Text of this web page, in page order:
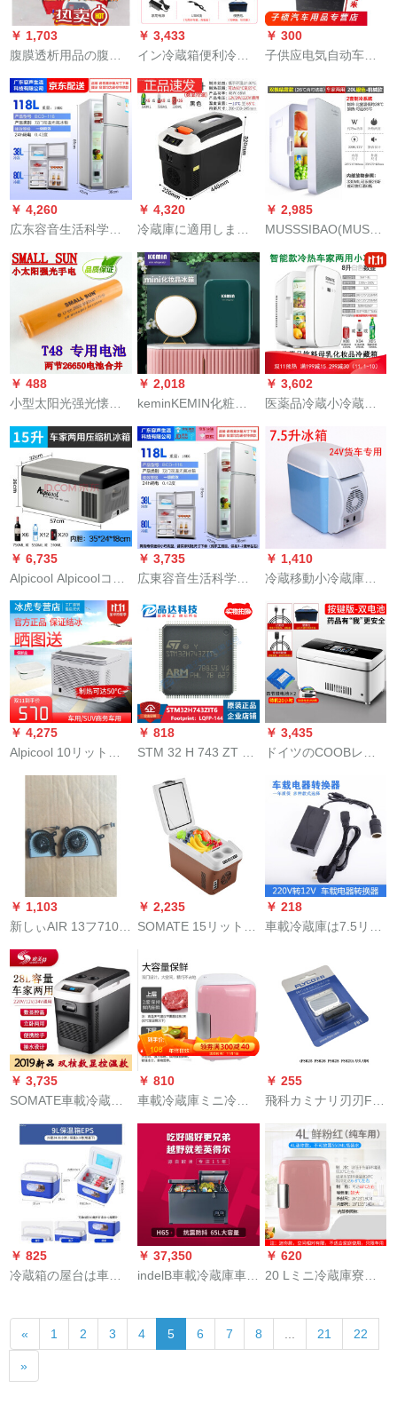
￥ 1,703
腹膜透析用品の腹透
されます。恒温箱の
保温ケスの中には、
暖かい液袋を包ん
で、SN 9445を包ん
でいます。
￥ 3,433
イン冷蔵箱便利冷凍
型車載ミニ冷蔵庫イ
シュー5：ボタワーク
は電源を入れて使う
必要があります。
￥ 300
子供应电気自动车の
V 4.512 v子供应用バ
イクのバッテリー充
电器が6 v 4.5に适し
ています。プレゼが
あります。
￥ 4,260
広东容音生活科学技
保一级机能抗菌静音
冷蔵库の家庭用风冷
省エネクラムの2つの
ドアを开けて、冷冻
小型スト118 Lのシン
グリニの厚い银で
す。
￥ 4,320
冷蔵庫に適用しま
ト美容院スティンケ
ア化粧品小冷蔵庫12
リット24 V大型トラ
ック通用色指定で
す。
￥ 2,985
冷凍ミニ便利単門小
型学生寮小電力冷蔵
冷蔵蔵保存20 L銀色
ダンベル車家兼用
￥ 488
小型太阳光强光懐中
电灯26650リチウ电
池パレルバジット延
长3.7 V大容量原装保
护板グレー
￥ 2,018
keminKEMIN化粧品
冷蔵庫マイスク専門
用ミニ美容化粧品ミ
ニ冷蔵庫mini冷蔵10
Lエメラルド（化粧品
専門用）
￥ 3,602
医薬品冷蔵小冷蔵庫
者ハ-スティン車載用
A 8リトルディー
￥ 6,735
Alpicool Alpicoolコプ
チューサ車載冷凍庫
ミニコンビニトラッ
ク冷凍飲み物冷凍ト
ラック24 V【前売】
15 L家庭用12 V/24
V/220 Vコーニング冷
蔵庫
￥ 3,735
広東容音生活科学技
庫1級機能冷蔵庫2つ
の三温区の冷蔵庫2つ
の小さな冷蔵庫、家
庭用冷蔵庫ミニ冷蔵
庫118 Lのシンゲルミ
プ(一人で使う)シルバ
ール
￥ 1,410
冷蔵移動小冷蔵庫車
V貨物7.5 Lフラット
24 V 6 L冷暖箱電子便
利保温保冷小型冷凍
機7.5 L運送します。
24 Vトラック専用で
￥ 4,275
Alpicool 10リット車
倉庫12 V 24 V車家兼
用冷凍冷暖房ミニ冷
蔵庫10リット純車用
圧缩機冷暖房室箱
￥ 818
STM 32 H 743 ZT 6
「マイクロトローラ
リオSTM 32 H 743 Z
シリズ」
￥ 3,435
ドイツのCOOBレイ
す。ミニ冷蔵庫の車
載冷蔵恒温箱の充電
式のボックスです。
ダブルバジッテリー
（待機約20時間）。
￥ 1,103
新しぃAIR 13フ710
IKEBノ-トファ5 H 40
L 20719
￥ 2,235
SOMATE 15リット車
ニ冷蔵庫12/24 Vオー
トマチック通用の便
利剤冷蔵箱飲み物物
母乳保冷庫12/24/220
V通用です。
￥ 218
車載冷蔵庫は7.5リッ
しています。小型冷
暖箱冷蔵冷冻ミニ冷
蔵庫プロ家庭用电源
変换器です。
￥ 3,735
SOMATE車載冷蔵庫
車家兼用冷暖箱薬食
品冷蔵12/24/220 V通
用数顕温控ミニ蔵28
L双核立臥両用黒
12/24/220 V三用
￥ 810
車載冷蔵庫ミニ冷蔵
庫4リトル車載冷蔵庫
ミニ冷蔵庫4 L車家兼
用小型学生寮家庭用
冷蔵庫4リトルピク車
￥ 255
飛科カミナリ刃刃FS
625 626 PS 173電気
刃部品ネティック(FS
625 FS 626)刃ネト
￥ 825
冷蔵箱の屋台は車載
庫で、屋外ではアイ
スキャディーの保温
保9リットブラー（5
￥ 37,350
indelB車載冷蔵庫車家
イスボツ屋外旅行コ
ンピュー冷凍車用冷
￥ 620
20 Lミニ冷蔵庫寮小
4 L車用ピンク
« 1 2 3 4 5 6 7 8 21 22
»